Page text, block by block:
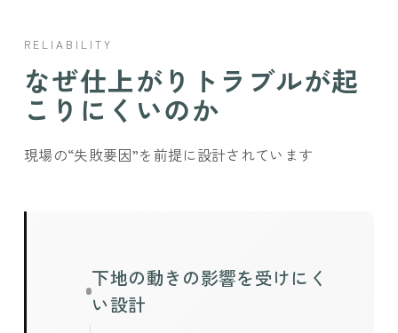
RELIABILITY
なぜ仕上がりトラブルが起
こりにくいのか
現場の“失敗要因”を前提に設計されています
下地の動きの影響を受けにく
い設計